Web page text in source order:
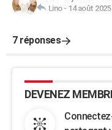
Lino- 14 août 2025
7 réponses
DEVENEZ